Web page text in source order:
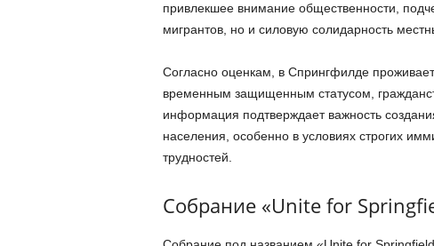
привлекшее внимание общественности,
мигрантов, но и силовую солидарность
Согласно оценкам, в Спрингфилде
временным защищенным статусом,
информация подтверждает важность
населения, особенно в условиях строгих
трудностей.
Собрание «Unite for